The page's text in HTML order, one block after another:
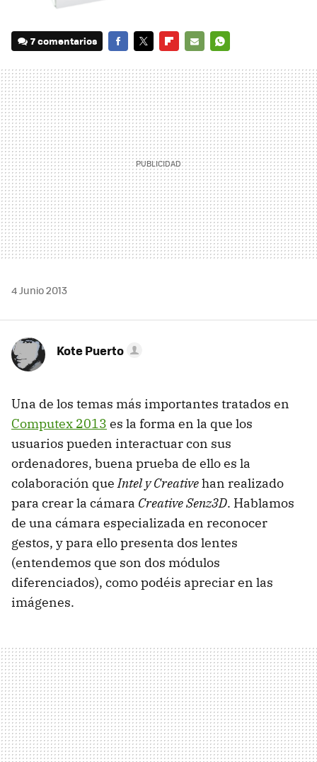
7 comentarios
MAIL
4 Junio 2013
Kote Puerto
Una de los temas más importantes tratados en
Computex 2013 es la forma en la que los
usuarios pueden interactuar con sus
ordenadores, buena prueba de ello es la
colaboración queIntel y Creativehan realizado
para crear la cámara Creative Senz3D. Hablamos
de una cámara especializada en reconocer
gestos, y para ello presenta dos lentes
(entendemos que son dos módulos
diferenciados), como podéis apreciar en las
imágenes.